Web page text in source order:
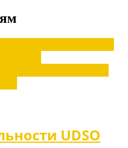
UDSО